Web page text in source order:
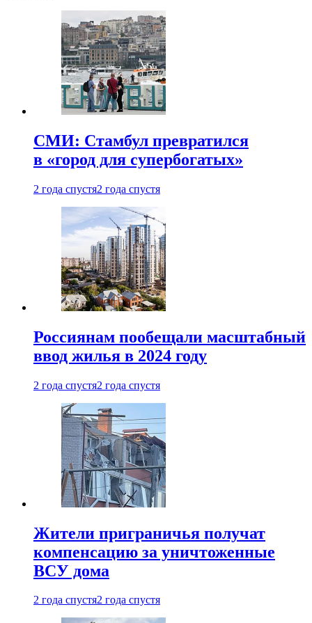
СМИ: Стамбул превратился
в «город для супербогатых»
2 года спустя2 года спустя
Россиянам пообещали масштабный
ввод жилья в 2024 году
2 года спустя2 года спустя
Жители приграничья получат
компенсацию за уничтоженные
ВСУ дома
2 года спустя2 года спустя